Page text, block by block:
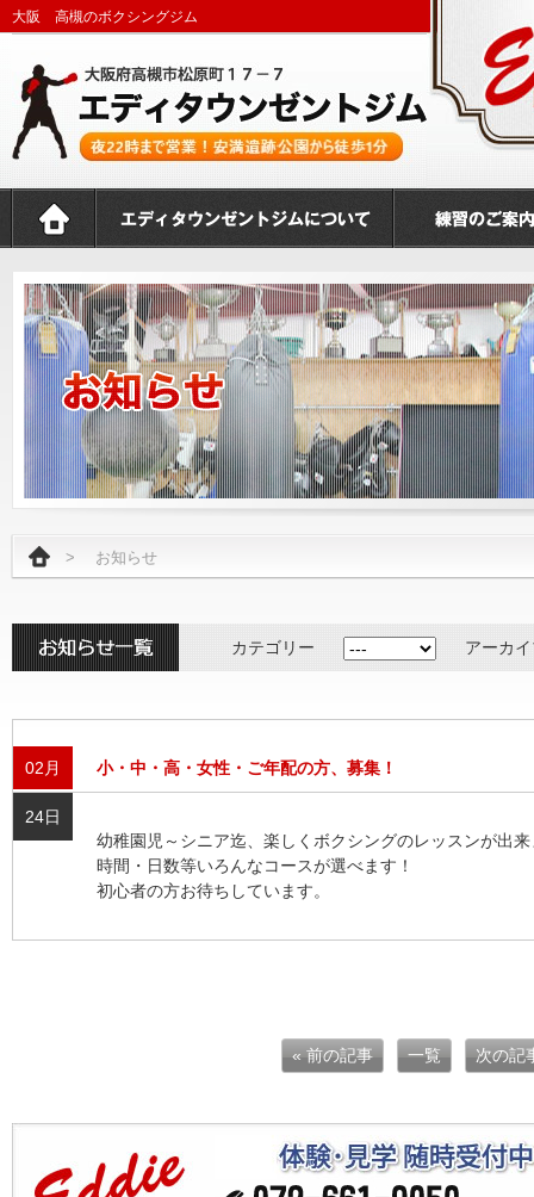
大阪 高槻のボクシングジム
> お知らせ
カテゴリー アーカ
02月 小・中・高・女性・ご年配の方、募集！
24日
幼稚園児～シニア迄、楽しくボクシングのレッスンが出
時間・日数等いろんなコースが選べます！
初心者の方お待ちしています。
« 前の記事 一覧 次の記